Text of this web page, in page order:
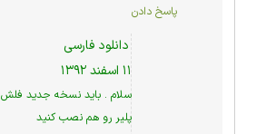
پاسخ دادن
دانلود فارسی
۱۱ اسفند ۱۳۹۲
سلام . باید نسخه جدید فلش
پلیر رو هم نصب کنید